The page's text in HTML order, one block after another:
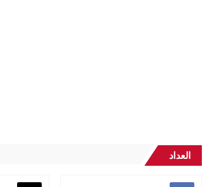
العداد